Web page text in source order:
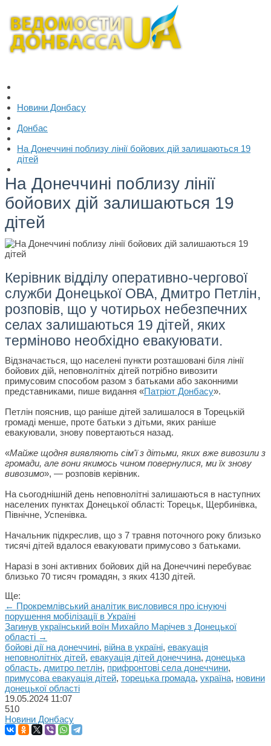
Новини Донбасу
Донбас
На Донеччині поблизу лінії бойових дій залишаються 19
дітей
На Донеччині поблизу лінії
бойових дій залишаються 19
дітей
Керівник відділу оперативно-чергової
служби Донецької ОВА, Дмитро Петлін,
розповів, що у чотирьох небезпечних
селах залишаються 19 дітей, яких
терміново необхідно евакуювати.
Відзначається, що населені пункти розташовані біля лінії
бойових дій, неповнолітніх дітей потрібно вивозити
примусовим способом разом з батьками або законними
представниками, пише видання «Патріот Донбасу».
Петлін пояснив, що раніше дітей залишалося в Торецькій
громаді менше, проте батьки з дітьми, яких раніше
евакуювали, знову повертаються назад.
«Майже щодня виявляють сім'ї з дітьми, яких вже вивозили з
громади, але вони якимось чином повернулися, ми їх знову
вивозимо», — розповів керівник.
На сьогоднішній день неповнолітні залишаються в наступних
населених пунктах Донецької області: Торецьк, Щербинівка,
Північне, Успенівка.
Начальник підкреслив, що з 7 травня поточного року близько
тисячі дітей вдалося евакуювати примусово з батьками.
Наразі в зоні активних бойових дій на Донеччині перебуває
близько 70 тисяч громадян, з яких 4130 дітей.
Ще:
← Прокремлівський аналітик висловився про існуючі
порушення мобілізації в Україні
Загинув український воїн Михайло Марічев з Донецької
області →
бойові дії на донеччині, війна в україні, евакуація
неповнолітніх дітей, евакуація дітей донеччина, донецька
область, дмитро петлін, прифронтові села донеччини,
примусова евакуація дітей, торецька громада, україна, новини
донецької області
19.05.2024 11:07
510
Новини Донбасу